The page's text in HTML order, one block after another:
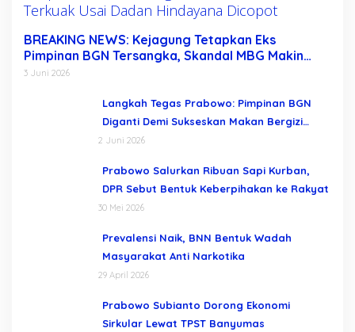
BREAKING NEWS: Kejagung Tetapkan Eks
Pimpinan BGN Tersangka, Skandal MBG Makin
Terkuak Usai Dadan Hindayana Dicopot
3 Juni 2026
Langkah Tegas Prabowo: Pimpinan BGN
Diganti Demi Sukseskan Makan Bergizi
Gratis
2 Juni 2026
Prabowo Salurkan Ribuan Sapi Kurban,
DPR Sebut Bentuk Keberpihakan ke Rakyat
30 Mei 2026
Prevalensi Naik, BNN Bentuk Wadah
Masyarakat Anti Narkotika
29 April 2026
Prabowo Subianto Dorong Ekonomi
Sirkular Lewat TPST Banyumas